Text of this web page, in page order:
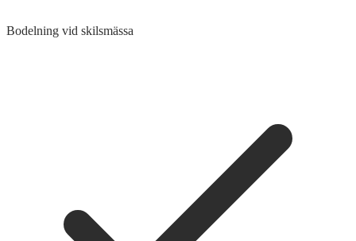
Bodelning vid skilsmässa